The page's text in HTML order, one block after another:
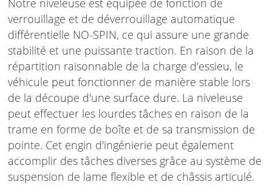
Notre niveleuse est équipée de fonction de
verrouillage et de déverrouillage automatique
différentielle NO-SPIN, ce qui assure une grande
stabilité et une puissante traction. En raison de la
répartition raisonnable de la charge d'essieu, le
véhicule peut fonctionner de manière stable lors
de la découpe d'une surface dure. La niveleuse
peut effectuer les lourdes tâches en raison de la
trame en forme de boîte et de sa transmission de
pointe. Cet engin d'ingénierie peut également
accomplir des tâches diverses grâce au système de
suspension de lame flexible et de châssis articulé.